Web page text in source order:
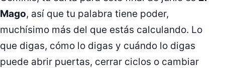
Mago, así que tu palabra tiene poder,
muchísimo más del que estás calculando. Lo
que digas, cómo lo digas y cuándo lo digas
puede abrir puertas, cerrar ciclos o cambiar